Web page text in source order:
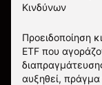
Κινδύνων
Προειδοποίηση
ETF που
αυξηθεί, πράγμα